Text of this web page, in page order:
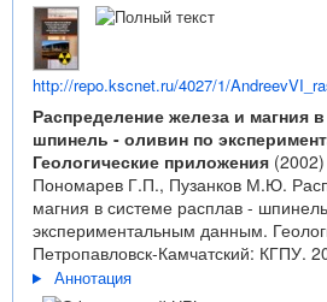
http://repo.kscnet.ru/4027/1/
Распределение железа и магния
шпинель - оливин по
Геологические приложения (2002)
Пономарев Г.П., Пузанков М.Ю.
магния в системе расплав -
экспериментальным данным.
Петропавловск-Камчатский: КГПУ.
Аннотация